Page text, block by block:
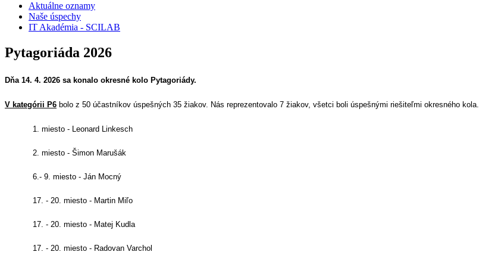
Aktuálne oznamy
Naše úspechy
IT Akadémia - SCILAB
Pytagoriáda 2026
Dňa 14. 4. 2026 sa konalo okresné kolo Pytagoriády.
V kategórii P6 bolo z 50 účastníkov úspešných 35 žiakov. Nás reprezentovalo 7 žiakov, všetci boli úspešnými riešiteľmi okresného kola.
1. miesto - Leonard Linkesch
2. miesto - Šimon Marušák
6.- 9. miesto - Ján Mocný
17. - 20. miesto - Martin Miľo
17. - 20. miesto - Matej Kudla
17. - 20. miesto - Radovan Varchol